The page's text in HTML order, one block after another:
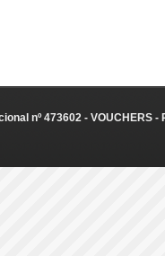
nº 473602 - VOUCHERS